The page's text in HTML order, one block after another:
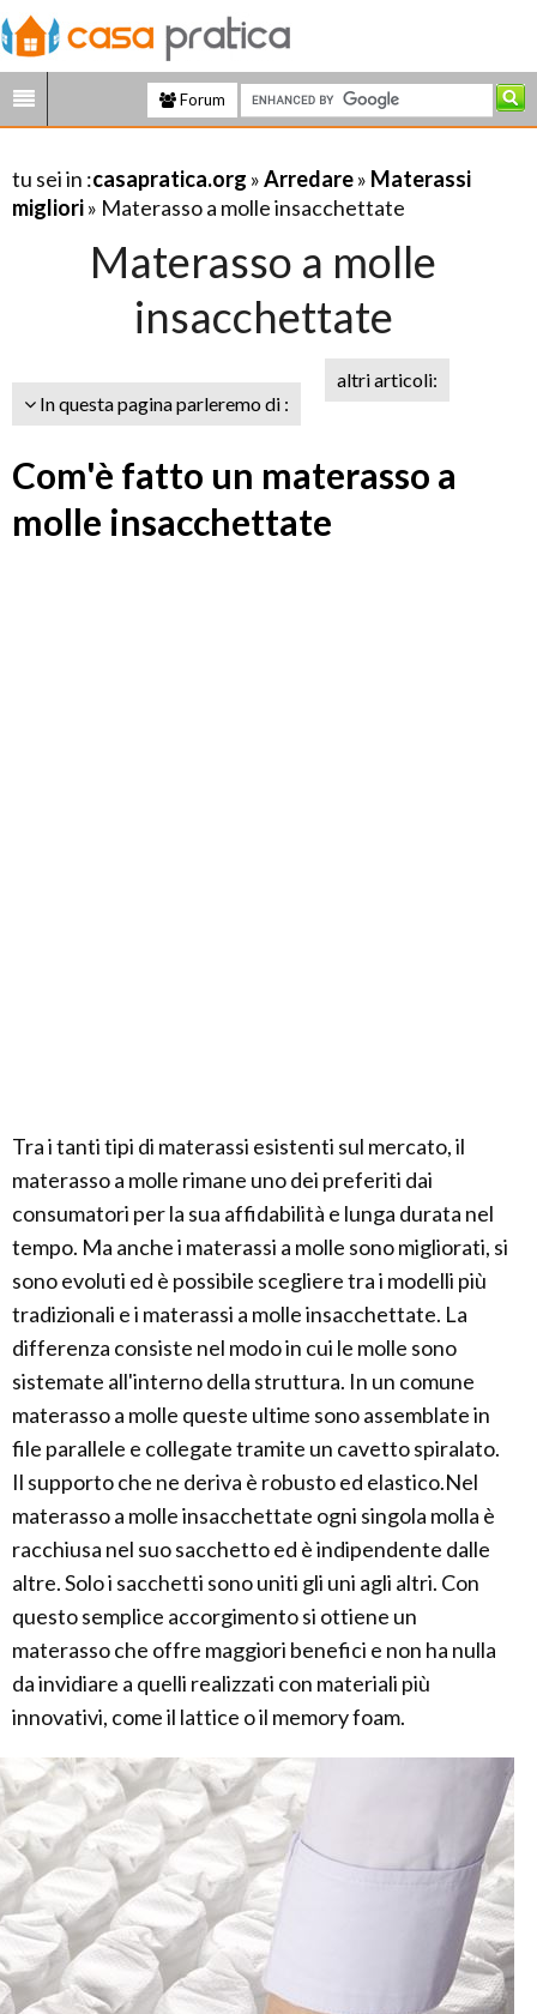
Forum
tu sei in :casapratica.org »Arredare» Materassi
migliori» Materasso a molle insacchettate
Materasso a molle
insacchettate
In questa pagina parleremo di :
altri articoli:
Com'è fatto un materasso a
molle insacchettate
Tra i tanti tipi di materassi esistenti sul mercato, il
materasso a molle rimane uno dei preferiti dai
consumatori per la sua affidabilità e lunga durata nel
tempo. Ma anche i materassi a molle sono migliorati, si
sono evoluti ed è possibile scegliere tra i modelli più
tradizionali e i materassi a molle insacchettate. La
differenza consiste nel modo in cui le molle sono
sistemate all'interno della struttura. In un comune
materasso a molle queste ultime sono assemblate in
file parallele e collegate tramite un cavetto spiralato.
Il supporto che ne deriva è robusto ed elastico.Nel
materasso a molle insacchettate ogni singola molla è
racchiusa nel suo sacchetto ed è indipendente dalle
altre. Solo i sacchetti sono uniti gli uni agli altri. Con
questo semplice accorgimento si ottiene un
materasso che offre maggiori benefici e non ha nulla
da invidiare a quelli realizzati con materiali più
innovativi, come il lattice o il memory foam.